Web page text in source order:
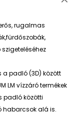
rugalmas
a padló (3D) között
LM vízzáró termékek
padló közötti
alá is.